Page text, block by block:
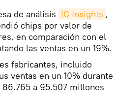
de análisis IC Insights ,
chips por valor de
en comparación con el
las ventas en un 19%.
fabricantes, incluido
ventas en un 10% durante
a 95.507 millones